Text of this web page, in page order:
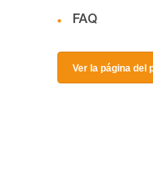
FAQ
Ver la página del